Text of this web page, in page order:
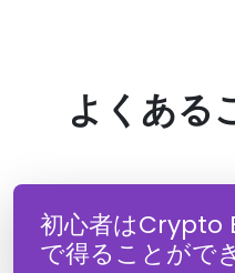
よくある
初心者はCrypto
で得ることがで